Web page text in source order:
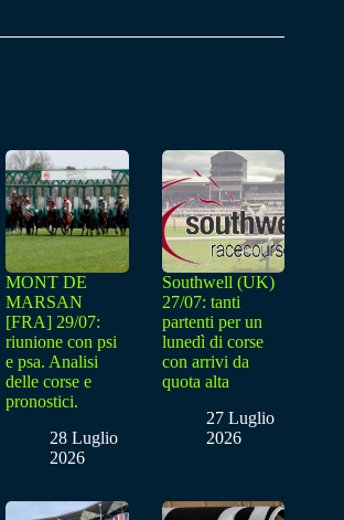
MONT DE
MARSAN
[FRA] 29/07:
riunione con psi
e psa. Analisi
delle corse e
pronostici.
28 Luglio
2026
Southwell (UK)
27/07: tanti
partenti per un
lunedì di corse
con arrivi da
quota alta
27 Luglio
2026